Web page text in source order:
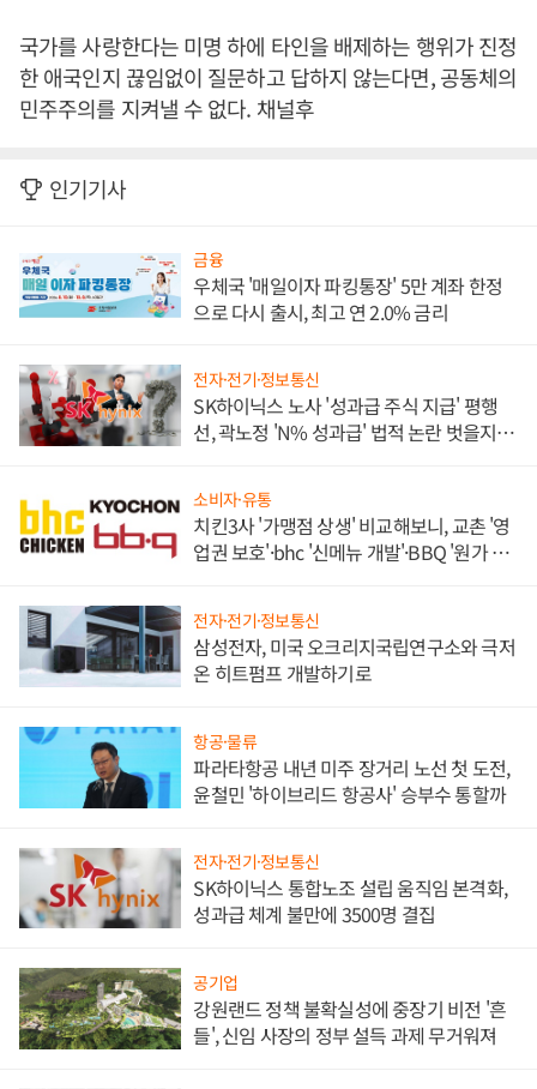
국가를 사랑한다는 미명 하에 타인을 배제하는 행위가 진정
한 애국인지 끊임없이 질문하고 답하지 않는다면, 공동체의
민주주의를 지켜낼 수 없다. 채널후
인기기사
금융
우체국 '매일이자 파킹통장' 5만 계좌 한정
으로 다시 출시, 최고 연 2.0% 금리
전자·전기·정보통신
SK하이닉스 노사 '성과급 주식 지급' 평행
선, 곽노정 'N% 성과급' 법적 논란 벗을지 주
소비자·유통
치킨3사 '가맹점 상생' 비교해보니, 교촌 '영
업권 보호'·bhc '신메뉴 개발'·BBQ '원가 부
전자·전기·정보통신
삼성전자, 미국 오크리지국립연구소와 극저
온 히트펌프 개발하기로
항공·물류
파라타항공 내년 미주 장거리 노선 첫 도전,
윤철민 '하이브리드 항공사' 승부수 통할까
전자·전기·정보통신
SK하이닉스 통합노조 설립 움직임 본격화,
성과급 체계 불만에 3500명 결집
공기업
강원랜드 정책 불확실성에 중장기 비전 '흔
들', 신임 사장의 정부 설득 과제 무거워져